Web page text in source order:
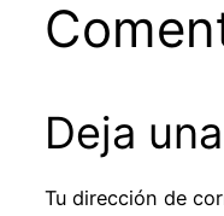
Deja
Tu dirección de